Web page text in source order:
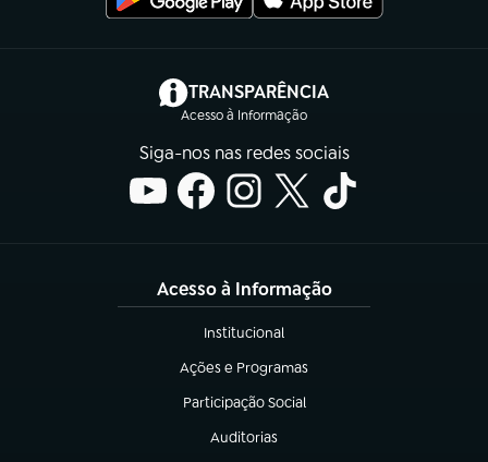
TRANSPARÊNCIA
Acesso à Informação
(abre em nova aba)
Siga-nos nas redes sociais
Acesso à Informação
Institucional
(abre em nova aba)
Ações e Programas
(abre em nova aba)
Participação Social
(abre em nova aba)
Auditorias
(abre em nova aba)